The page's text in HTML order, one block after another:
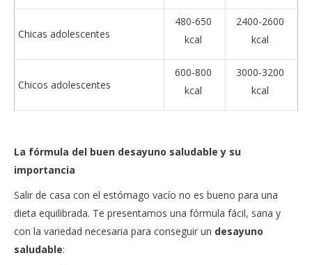
Chicas adolescentes
480-650
kcal
2400-2600
kcal
Chicos adolescentes
600-800
kcal
3000-3200
kcal
La fórmula del buen desayuno saludable y su
importancia
Salir de casa con el estómago vacío no es bueno para una
dieta equilibrada. Te presentamos una fórmula fácil, sana y
con la variedad necesaria para conseguir un desayuno
saludable: